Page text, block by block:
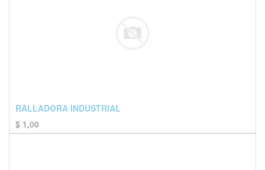
RALLADORA INDUSTRIAL
$ 1,00